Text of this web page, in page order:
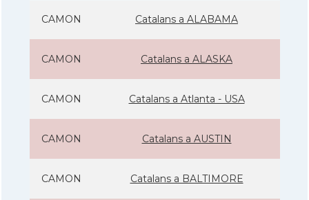
CAMON Catalans a ALABAMA
CAMON Catalans a ALASKA
CAMON Catalans a Atlanta - USA
CAMON Catalans a AUSTIN
CAMON Catalans a BALTIMORE